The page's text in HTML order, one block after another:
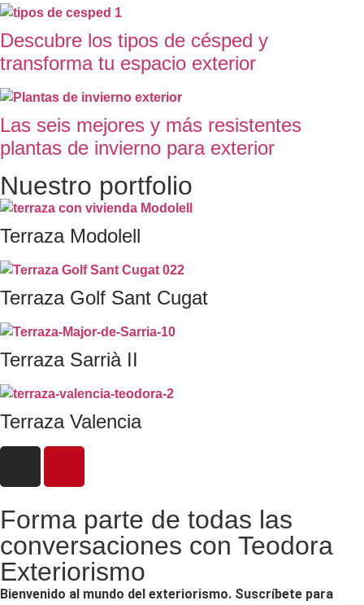
Descubre los tipos de césped y
transforma tu espacio exterior
Las seis mejores y más resistentes
plantas de invierno para exterior
Nuestro portfolio
Terraza Modolell
Terraza Golf Sant Cugat
Terraza Sarrià II
Terraza Valencia
Forma parte de todas las
conversaciones con Teodora
Exteriorismo
Bienvenido al mundo del exteriorismo. Suscríbete para